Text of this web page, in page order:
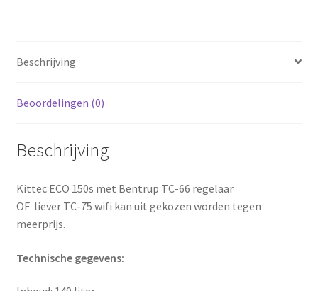
Beschrijving
Beoordelingen (0)
Beschrijving
Kittec ECO 150s met Bentrup TC-66 regelaar
OF liever TC-75 wifi kan uit gekozen worden tegen
meerprijs.
Technische gegevens: